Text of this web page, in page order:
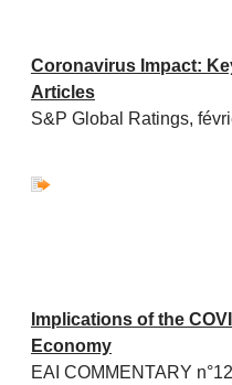
Coronavirus Impact:
Articles
S&P Global Ratings,
Implications of the
Economy
EAI COMMENTARY